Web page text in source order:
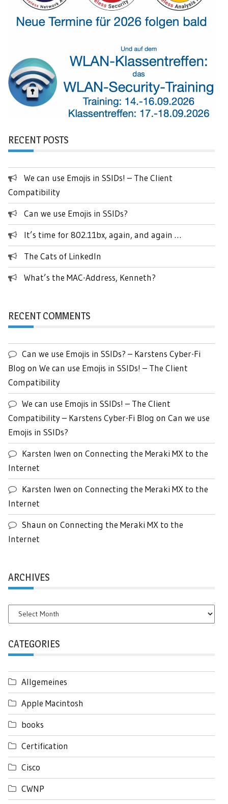
RECENT POSTS
We can use Emojis in SSIDs! – The Client
Compatibility
Can we use Emojis in SSIDs?
It’s time for 802.11bx, again, and again …
The Cats of LinkedIn
What’s the MAC-Address, Kenneth?
RECENT COMMENTS
Can we use Emojis in SSIDs? – Karstens Cyber-Fi
Blog on We can use Emojis in SSIDs! – The Client
Compatibility
We can use Emojis in SSIDs! – The Client
Compatibility – Karstens Cyber-Fi Blog on Can we use
Emojis in SSIDs?
Karsten Iwen on Connecting the Meraki MX to the
Internet
Karsten Iwen on Connecting the Meraki MX to the
Internet
Shaun on Connecting the Meraki MX to the
Internet
ARCHIVES
Archives
CATEGORIES
Allgemeines
Apple Macintosh
books
Certification
Cisco
CWNP